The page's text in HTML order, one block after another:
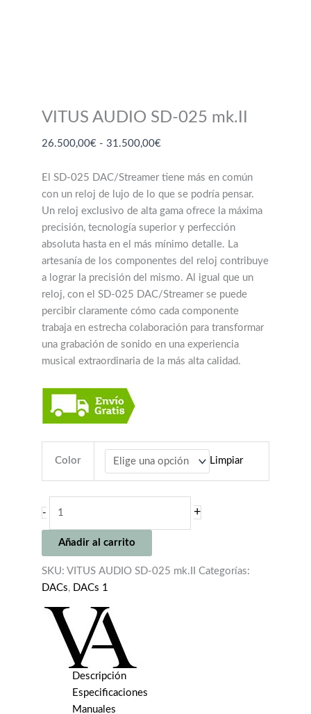
VITUS AUDIO SD-025 mk.II
26.500,00€ - 31.500,00€Rango
precios:
desde
26.500,00€
hasta
31.500,00€
El SD-025 DAC/Streamer tiene más en común
con un reloj de lujo de lo que se podría pensar.
Un reloj exclusivo de alta gama ofrece la máxima
precisión, tecnología superior y perfección
absoluta hasta en el más mínimo detalle. La
artesanía de los componentes del reloj contribuye
a lograr la precisión del mismo. Al igual que un
reloj, con el SD-025 DAC/Streamer se puede
percibir claramente cómo cada componente
trabaja en estrecha colaboración para transformar
una grabación de sonido en una experiencia
musical extraordinaria de la más alta calidad.
Color Limpiar
-
SD-
025
mk.II
cantidad
+
Añadir al carrito
SKU: VITUS AUDIO SD-025 mk.II
Categorías:
DACs, DACs 1
Descripción
Especificaciones
Manuales